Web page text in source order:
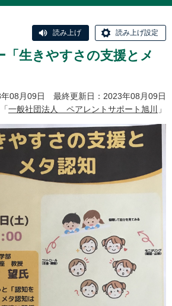
読み上げ 読み上げ設定
「生きやすさの支援とメ
08月09日 最終更新日：2023年08月09日
一般社団法人 ペアレントサポート旭川 」